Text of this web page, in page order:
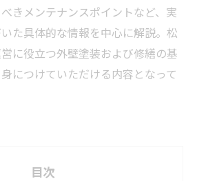
きメンテナンスポイントなど、実
た具体的な情報を中心に解説。松
に役立つ外壁塗装および修繕の基
につけていただける内容となって
目次